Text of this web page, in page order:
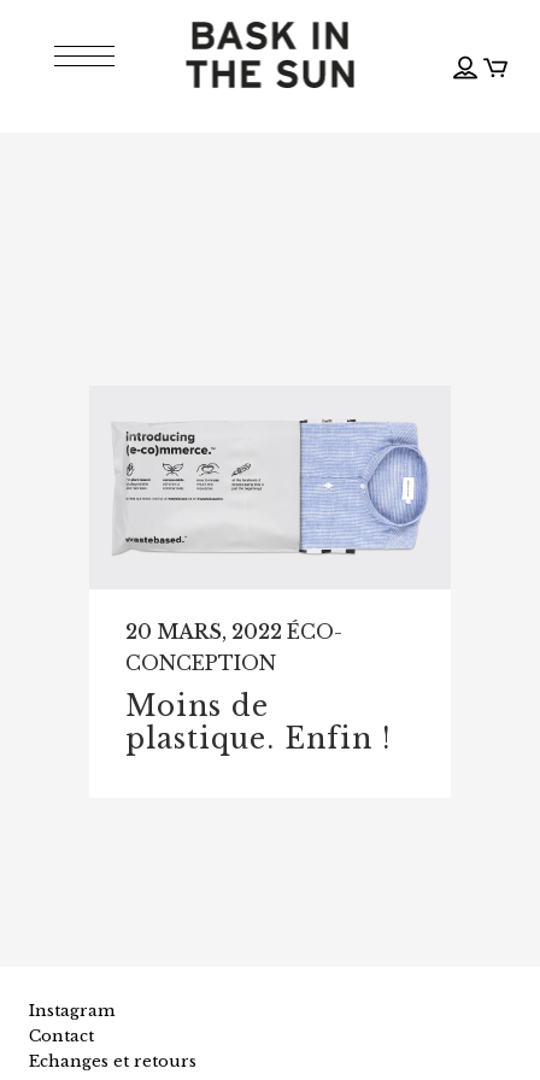
20 MARS, 2022 ÉCO-
CONCEPTION
Moins de
plastique. Enfin !
Instagram
Contact
Echanges et retours